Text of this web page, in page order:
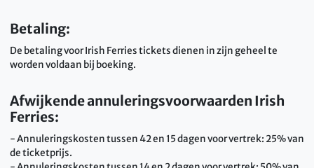
Betaling:
De betaling voor Irish Ferries tickets dienen in zijn geheel te
worden voldaan bij boeking.
Afwijkende annuleringsvoorwaarden Irish
Ferries:
- Annuleringskosten tussen 42 en 15 dagen voor vertrek: 25% van
de ticketprijs.